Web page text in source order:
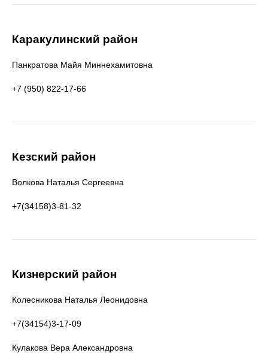
Каракулинский район
Панкратова Майя Миннехамитовна
+7 (950) 822-17-66
Кезский район
Волкова Наталья Сергеевна
+7(34158)3-81-32
Кизнерский район
Колесникова Наталья Леонидовна
+7(34154)3-17-09
Кулакова Вера Александровна